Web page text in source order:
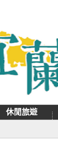
休閒旅遊